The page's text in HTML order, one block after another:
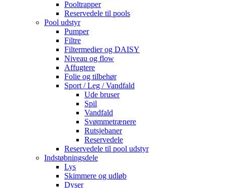
Pooltrapper
Reservedele til pools
Pool udstyr
Pumper
Filtre
Filtermedier og DAISY
Niveau og flow
Affugtere
Folie og tilbehør
Sport / Leg / Vandfald
Ude bruser
Spil
Vandfald
Svømmetrænere
Rutsjebaner
Reservedele
Reservedele til pool udstyr
Indstøbningsdele
Lys
Skimmere og udløb
Dyser